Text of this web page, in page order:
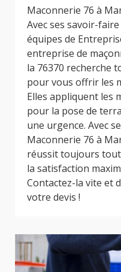
Maconnerie 76 à
Avec ses savoir-
équipes de
entreprise de
la 76370 recherche
pour vous offrir les
Elles appliquent les
pour la pose de
une urgence. Avec
Maconnerie 76 à
réussit toujours tout
la satisfaction
Contactez-la vite et
votre devis !